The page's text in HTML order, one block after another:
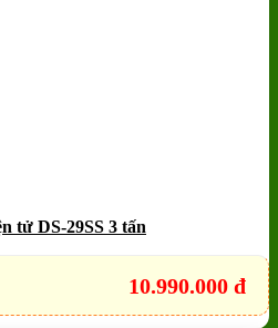
tử DS-29SS 3 tấn
10.990.000 đ